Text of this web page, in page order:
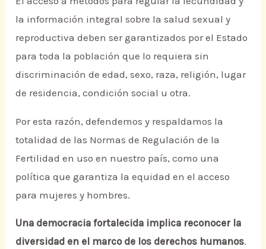
la información integral sobre la salud sexual y
reproductiva deben ser garantizados por el Estado
para toda la población que lo requiera sin
discriminación de edad, sexo, raza, religión, lugar
de residencia, condición social u otra.
Por esta razón, defendemos y respaldamos la
totalidad de las Normas de Regulación de la
Fertilidad en uso en nuestro país, como una
política que garantiza la equidad en el acceso
para mujeres y hombres.
Una democracia fortalecida implica reconocer la
diversidad en el marco de los derechos humanos.